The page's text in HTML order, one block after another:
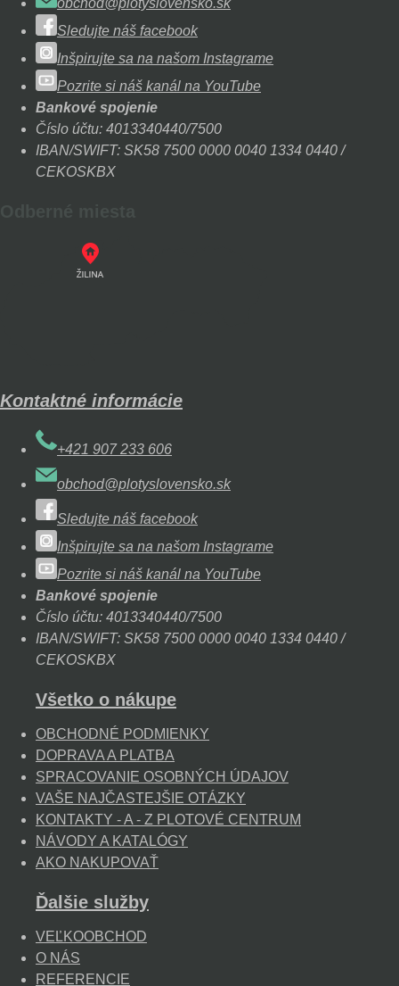
Sledujte náš facebook
Inšpirujte sa na našom Instagrame
Pozrite si náš kanál na YouTube
Bankové spojenie
Číslo účtu: 4013340440/7500
IBAN/SWIFT: SK58 7500 0000 0040 1334 0440 /
CEKOSKBX
Kontaktné informácie
+421 907 233 606
obchod@plotyslovensko.sk
Sledujte náš facebook
Inšpirujte sa na našom Instagrame
Pozrite si náš kanál na YouTube
Bankové spojenie
Číslo účtu: 4013340440/7500
IBAN/SWIFT: SK58 7500 0000 0040 1334 0440 /
CEKOSKBX
Všetko o nákupe
OBCHODNÉ PODMIENKY
DOPRAVA A PLATBA
SPRACOVANIE OSOBNÝCH ÚDAJOV
VAŠE NAJČASTEJŠIE OTÁZKY
KONTAKTY - A - Z PLOTOVÉ CENTRUM
NÁVODY A KATALÓGY
AKO NAKUPOVAŤ
Ďalšie služby
VEĽKOOBCHOD
O NÁS
REFERENCIE